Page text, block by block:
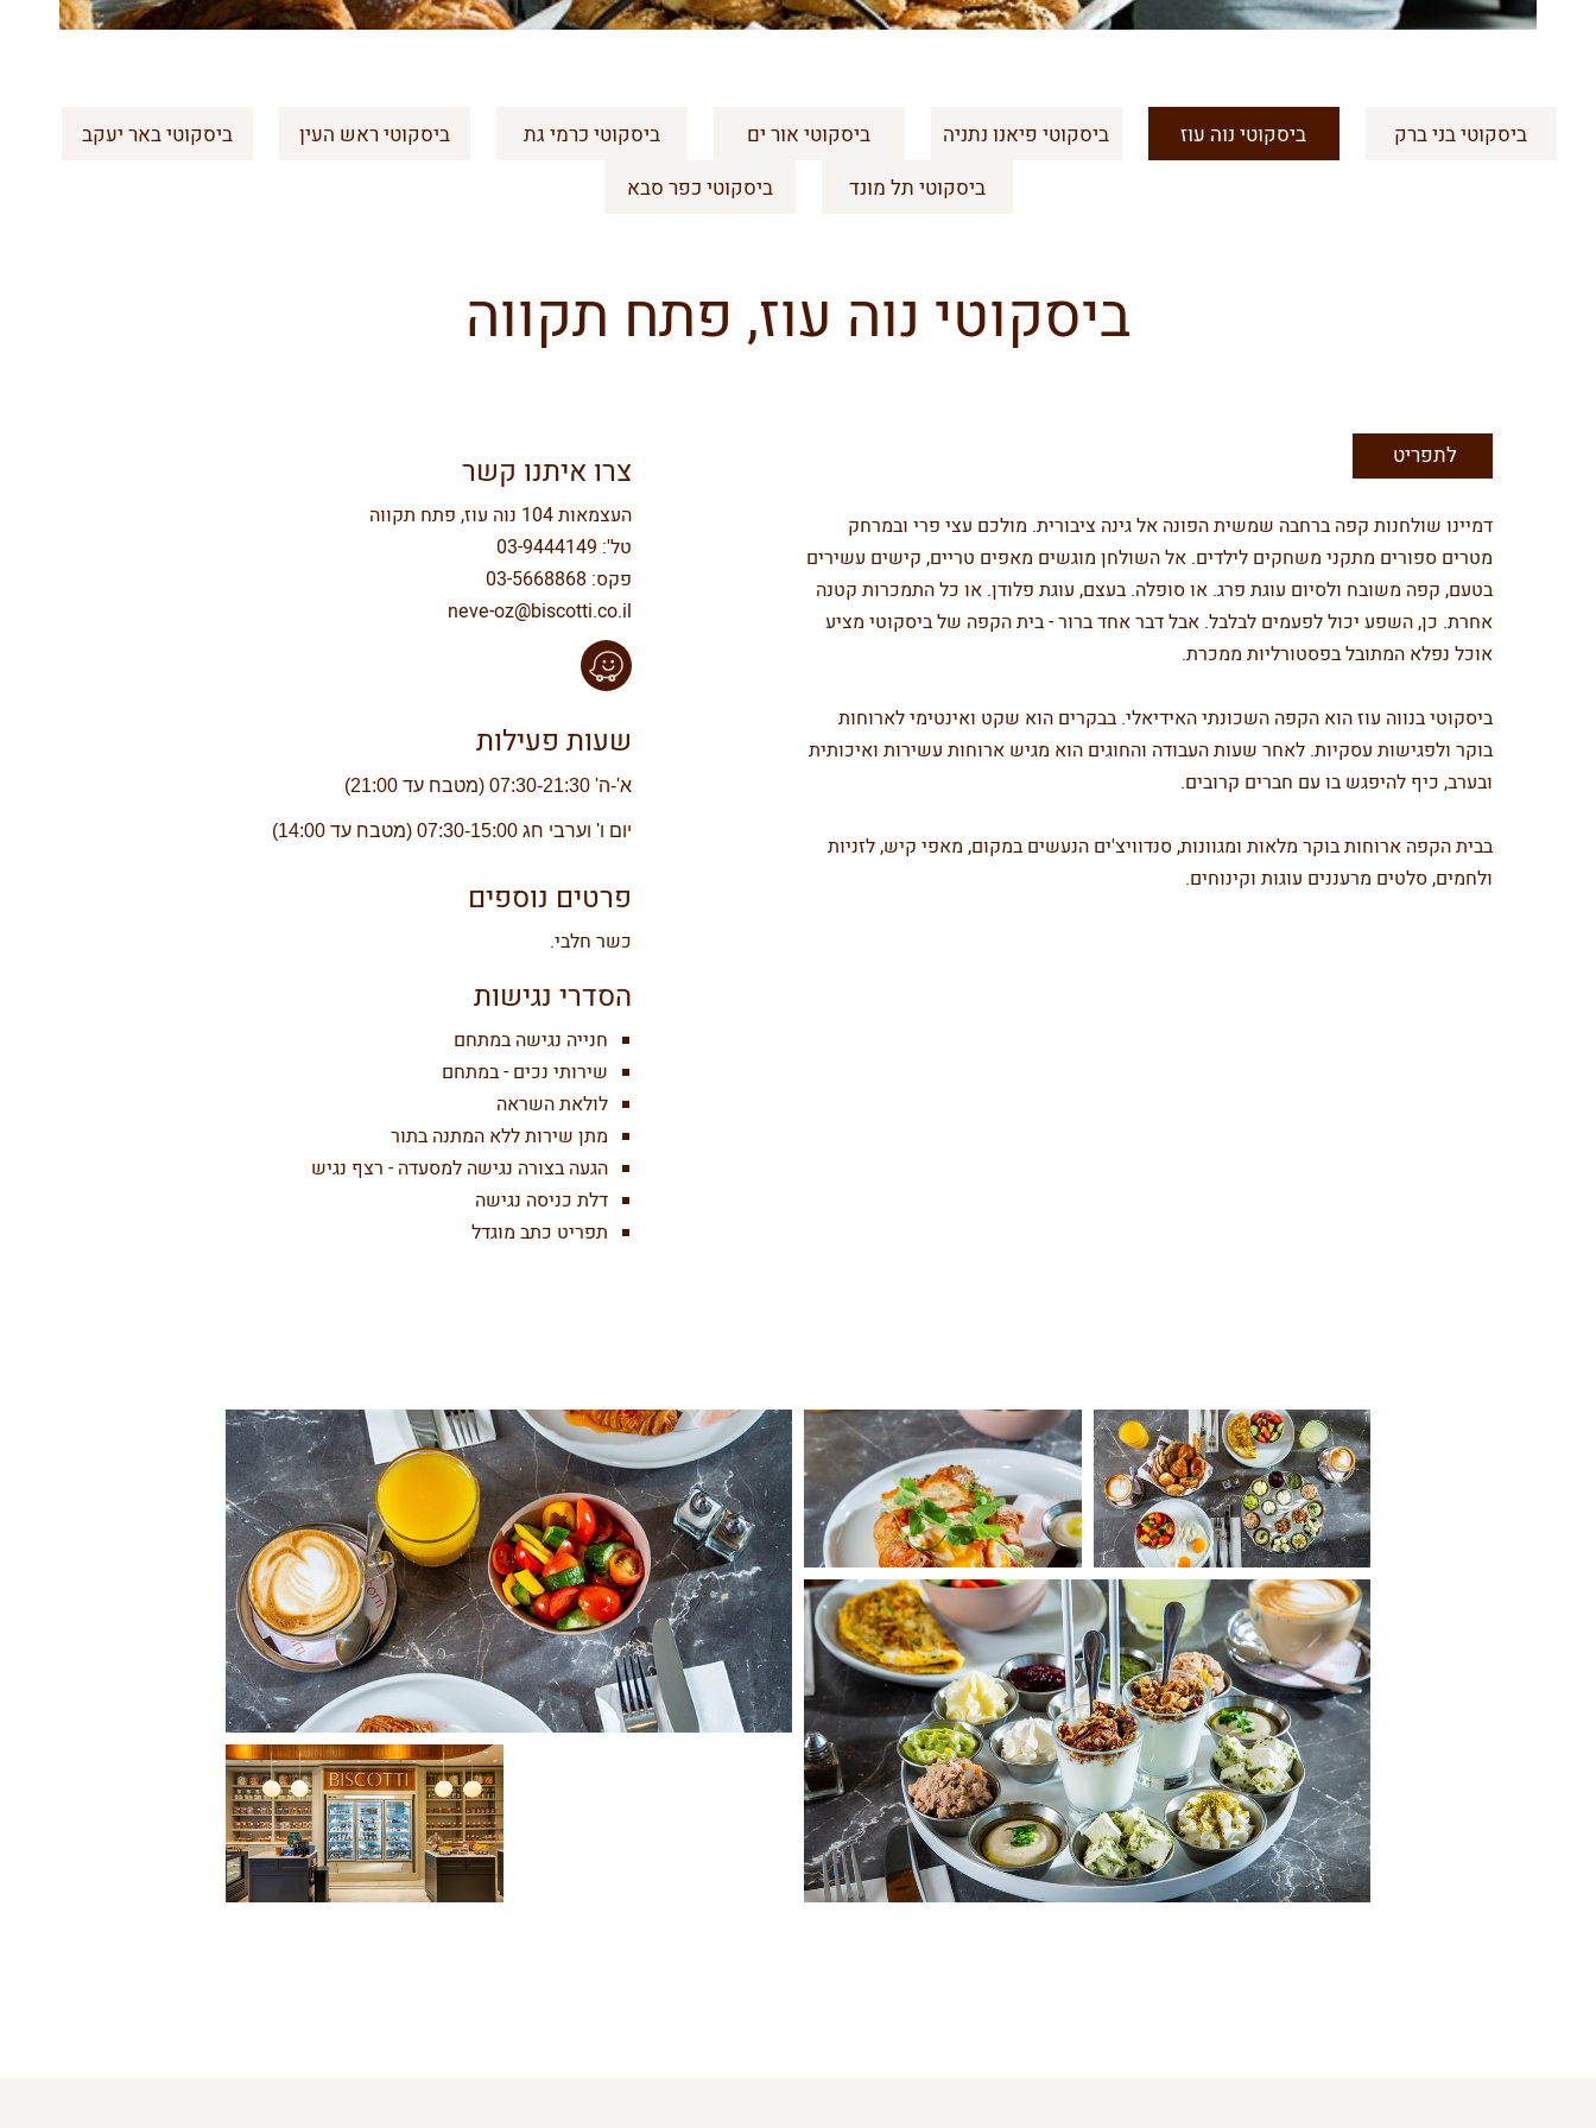
ביסקוטי בני ברק ביסקוטי נוה עוז ביסקוטי פיאנו נתניה ביסקוטי אור ים ביסקוטי כרמי גת ביסקוטי ראש העין
ביסקוטי באר יעקב
ביסקוטי תל מונד
ביסקוטי כפר סבא
ביסקוטי נוה עוז, פתח תקווה
לתפריט
דמיינו שולחנות קפה ברחבה שמשית הפונה אל גינה ציבורית. מולכם עצי פרי ובמרחק
מטרים ספורים מתקני משחקים לילדים. אל השולחן מוגשים מאפים טריים, קישים עשירים
בטעם, קפה משובח ולסיום עוגת פרג. או סופלה. בעצם, עוגת פלודן. או כל התמכרות קטנה
אחרת. כן, השפע יכול לפעמים לבלבל. אבל דבר אחד ברור - בית הקפה של ביסקוטי מציע
אוכל נפלא המתובל בפסטורליות ממכרת.
ביסקוטי בנווה עוז הוא הקפה השכונתי האידיאלי. בבקרים הוא שקט ואינטימי לארוחות
בוקר ולפגישות עסקיות. לאחר שעות העבודה והחוגים הוא מגיש ארוחות עשירות ואיכותית
ובערב, כיף להיפגש בו עם חברים קרובים.
בבית הקפה ארוחות בוקר מלאות ומגוונות, סנדוויצ'ים הנעשים במקום, מאפי קיש, לזניות
ולחמים, סלטים מרעננים עוגות וקינוחים.
צרו איתנו קשר
העצמאות 104 נוה עוז, פתח תקווה
טל': 03-9444149
פקס: 03-5668868
neve-oz@biscotti.co.il
שעות פעילות
א'-ה' 07:30-21:30 (מטבח עד 21:00)
יום ו' וערבי חג 07:30-15:00 (מטבח עד 14:00
)
פרטים נוספים
כשר חלבי.
הסדרי נגישות
חנייה נגישה במתחם
שירותי נכים - במתחם
לולאת השראה
מתן שירות ללא המתנה בתור
הגעה בצורה נגישה למסעדה - רצף נגיש
דלת כניסה נגישה
תפריט כתב מוגדל